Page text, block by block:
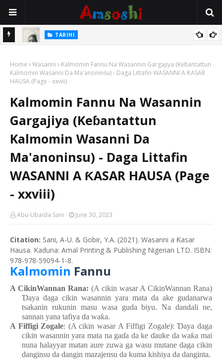
TARIHI
Usman Kure Bungudu
Home Wasanni
Kalmomin Fannu Na Wasannin Gargajiya (Keɓantattun
Kalmomin Wasanni Da Ma'anoninsu) - Daga Littafin WASANNI A ƘASAR
HAUSA (Page - xxviii)
Kalmomin Fannu Na Wasannin
Gargajiya (Keɓantattun
Kalmomin Wasanni Da
Ma'anoninsu) - Daga Littafin
WASANNI A ƘASAR HAUSA (Page
- xxviii)
Abu-Ubaida Sani June 30, 2023
Citation: Sani, A-U. & Gobir, Y.A. (2021). Wasanni a Ƙasar
Hausa. Kaduna: Amal Printing & Publishing Nigerian LTD. ISBN:
978-978-59094-1-8.
Kalmomin Fannu
A CikinWannan Rana: (A cikin wasar A CikinWannan Rana)
Ɗaya daga cikin wasannin yara mata da ake gudanarwa
tsakanin rukunin masu wasa guda biyu.Na dandali ne,
sannan yana tafiya da waƙa.
A Fiffigi Zogale: (A cikin wasar A Fiffigi Zogale):Ɗaya daga
cikin wasannin yara mata na gaɗa da ke ɗauke da waƙa mai
nuna halayyar matan aure zuwa ga wasu mutane daga cikin
danginsu da dangin mazajensu da kuma kishiya da danginta.